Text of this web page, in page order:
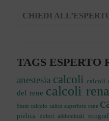
CHIEDI
TAGS ESPERTO
anestesia calcoli calcoli
del rene calcoli
8mm calcolo calice superiore rene
pielica
dolori addominali